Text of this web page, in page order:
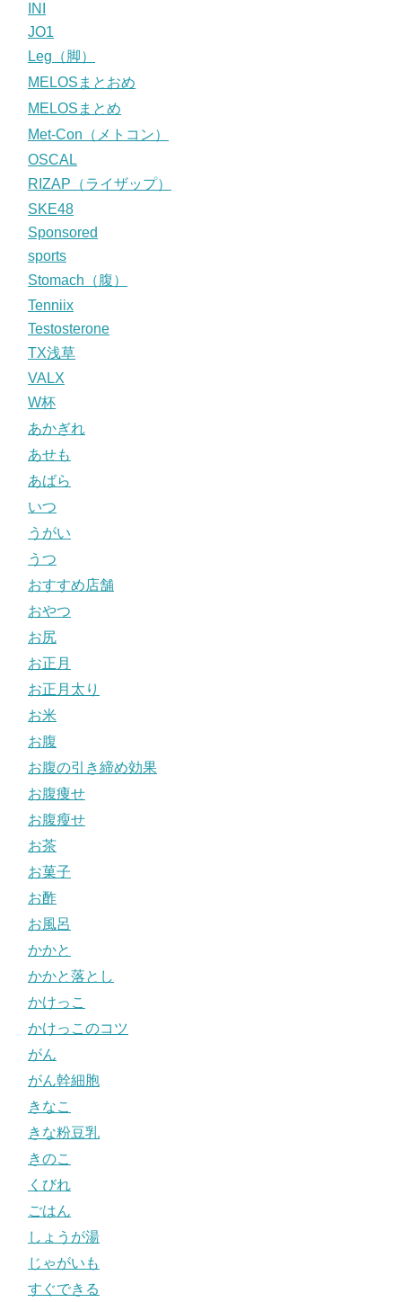
INI
JO1
Leg（脚）
MELOSまとおめ
MELOSまとめ
Met-Con（メトコン）
OSCAL
RIZAP（ライザップ）
SKE48
Sponsored
sports
Stomach（腹）
Tenniix
Testosterone
TX浅草
VALX
W杯
あかぎれ
あせも
あばら
いつ
うがい
うつ
おすすめ店舗
おやつ
お尻
お正月
お正月太り
お米
お腹
お腹の引き締め効果
お腹痩せ
お腹瘦せ
お茶
お菓子
お酢
お風呂
かかと
かかと落とし
かけっこ
かけっこのコツ
がん
がん幹細胞
きなこ
きな粉豆乳
きのこ
くびれ
ごはん
しょうが湯
じゃがいも
すぐできる